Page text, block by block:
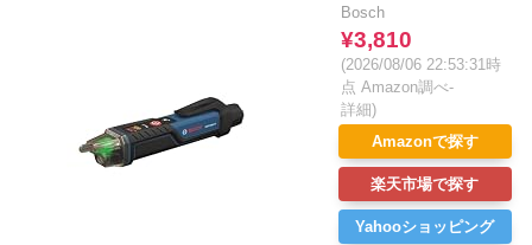
Bosch
¥3,810
(2026/08/06 22:53:31時
点 Amazon調べ-
詳細)
Amazonで探す
楽天市場で探す
Yahooショッピング